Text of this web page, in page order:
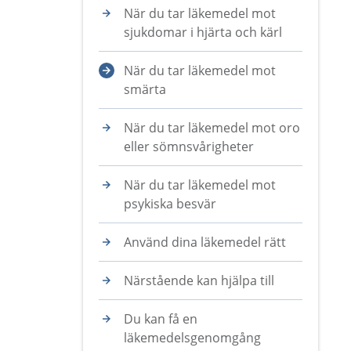
När du tar läkemedel mot
sjukdomar i hjärta och kärl
När du tar läkemedel mot
smärta
När du tar läkemedel mot oro
eller sömnsvårigheter
När du tar läkemedel mot
psykiska besvär
Använd dina läkemedel rätt
Närstående kan hjälpa till
Du kan få en
läkemedelsgenomgång